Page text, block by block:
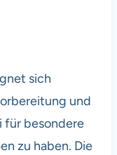
sich
und
für besondere
zu haben. Die